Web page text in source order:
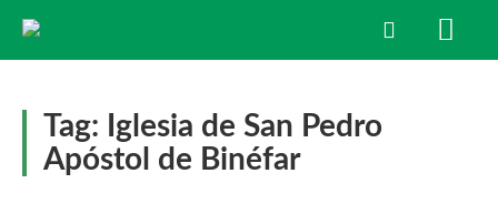
Tag:
Iglesia de San Pedro
Apóstol de Binéfar